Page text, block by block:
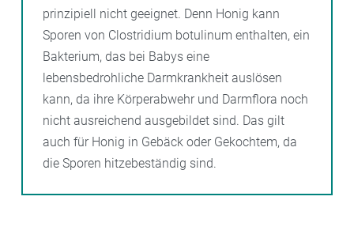
prinzipiell nicht geeignet. Denn Honig kann
Sporen von Clostridium botulinum enthalten, ein
Bakterium, das bei Babys eine
lebensbedrohliche Darmkrankheit auslösen
kann, da ihre Körperabwehr und Darmflora noch
nicht ausreichend ausgebildet sind. Das gilt
auch für Honig in Gebäck oder Gekochtem, da
die Sporen hitzebeständig sind.